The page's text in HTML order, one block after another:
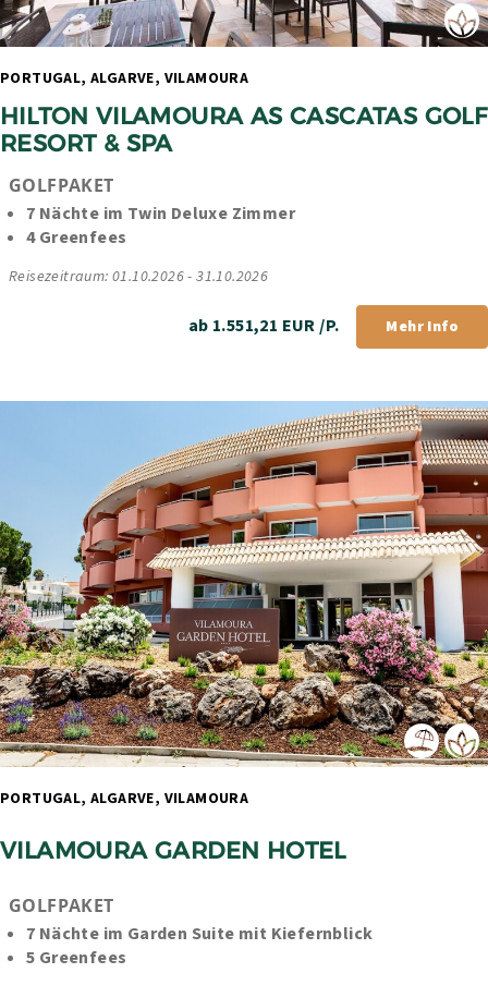
HILTON VILAMOURA AS CASCATAS GOLF
RESORT & SPA
GOLFPAKET
7 Nächte im Twin Deluxe Zimmer
4 Greenfees
Reisezeitraum: 01.10.2026 - 31.10.2026
ab 1.551,21 EUR /P. Mehr Info
VILAMOURA GARDEN HOTEL
GOLFPAKET
7 Nächte im Garden Suite mit Kiefernblick
5 Greenfees